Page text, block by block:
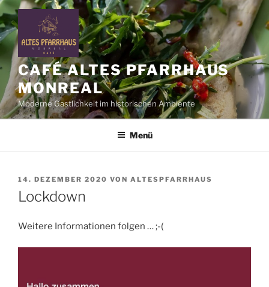
Zum
Inhalt
springen
CAFÉ ALTES PFARRHAUS
MONREAL
Moderne Gastlichkeit im historischen Ambiente
Menü
VERÖFFENTLICHT
AM
14. DEZEMBER 2020 VON ALTESPFARRHAUS
Lockdown
Weitere Informationen folgen … ;-(